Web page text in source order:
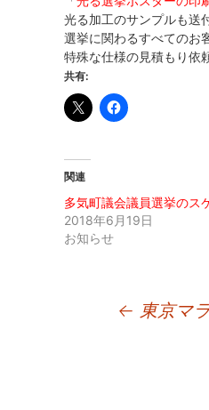
光る加工のサンプルも送
選挙に関わるすべてのお
特殊な仕様の見積もり依
共有:
関連
多気町議会議員選挙のス
2018年6月19日
お知らせ
← 東京マ